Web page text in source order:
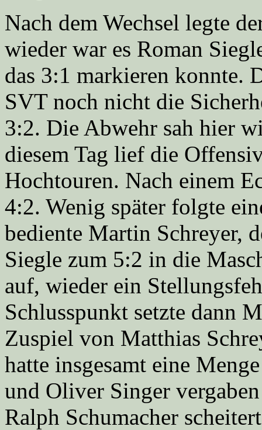
Nach dem Wechsel legte
wieder war es Roman
das 3:1 markieren konnte.
SVT noch nicht die
3:2. Die Abwehr sah hier
diesem Tag lief die
Hochtouren. Nach einem
4:2. Wenig später folgte
bediente Martin Schreyer,
Siegle zum 5:2 in die
auf, wieder ein
Schlusspunkt setzte dann
Zuspiel von Matthias
hatte insgesamt eine
und Oliver Singer
Ralph Schumacher